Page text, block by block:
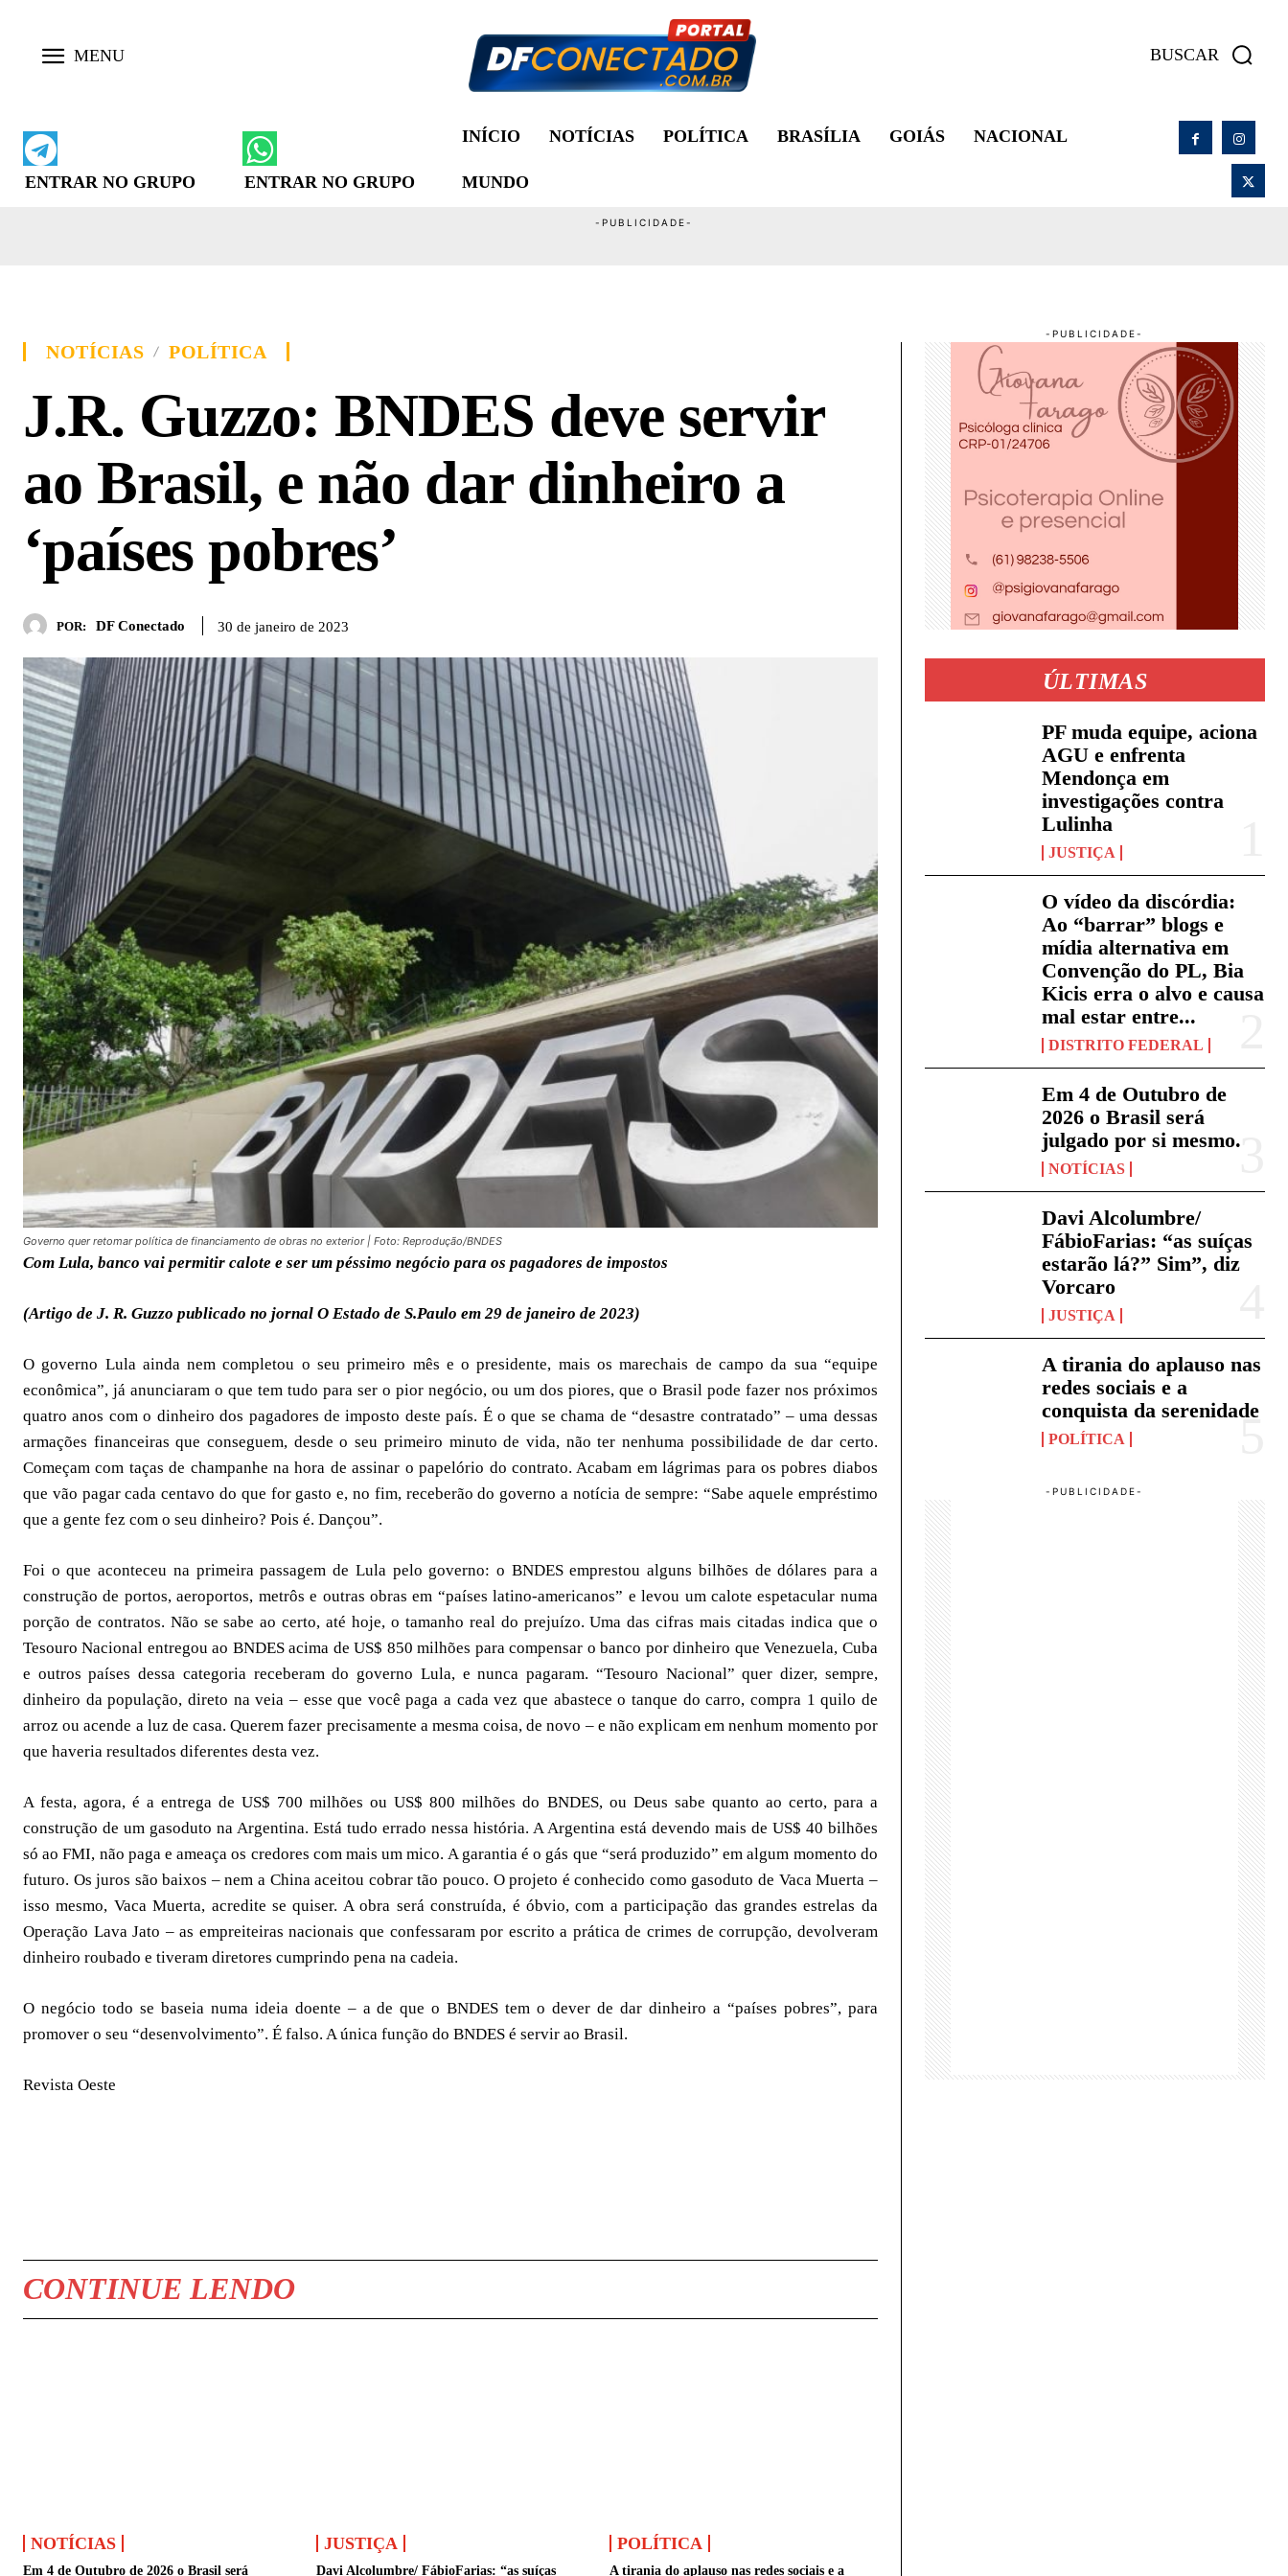
BUSCAR
ENTRAR NO GRUPO ENTRAR NO GRUPO
INÍCIO NOTÍCIAS POLÍTICA BRASÍLIA GOIÁS NACIONAL
MUNDO
NOTÍCIAS POLÍTICA
J.R. Guzzo: BNDES deve servir
ao Brasil, e não dar dinheiro a
‘países pobres’
POR: DF Conectado 30 de janeiro de 2023
Governo quer retomar política de financiamento de obras no exterior | Foto: Reprodução/BNDES
Com Lula, banco vai permitir calote e ser um péssimo negócio para os pagadores de impostos
(Artigo de J. R. Guzzo publicado no jornal O Estado de S.Paulo em 29 de janeiro de 2023)
O governo Lula ainda nem completou o seu primeiro mês e o presidente, mais os marechais de campo da sua “equipe
econômica”, já anunciaram o que tem tudo para ser o pior negócio, ou um dos piores, que o Brasil pode fazer nos próximos
quatro anos com o dinheiro dos pagadores de imposto deste país. É o que se chama de “desastre contratado” – uma dessas
armações financeiras que conseguem, desde o seu primeiro minuto de vida, não ter nenhuma possibilidade de dar certo.
Começam com taças de champanhe na hora de assinar o papelório do contrato. Acabam em lágrimas para os pobres diabos
que vão pagar cada centavo do que for gasto e, no fim, receberão do governo a notícia de sempre: “Sabe aquele empréstimo
que a gente fez com o seu dinheiro? Pois é. Dançou”.
Foi o que aconteceu na primeira passagem de Lula pelo governo: o BNDES emprestou alguns bilhões de dólares para a
construção de portos, aeroportos, metrôs e outras obras em “países latino-americanos” e levou um calote espetacular numa
porção de contratos. Não se sabe ao certo, até hoje, o tamanho real do prejuízo. Uma das cifras mais citadas indica que o
Tesouro Nacional entregou ao BNDES acima de US$ 850 milhões para compensar o banco por dinheiro que Venezuela, Cuba
e outros países dessa categoria receberam do governo Lula, e nunca pagaram. “Tesouro Nacional” quer dizer, sempre,
dinheiro da população, direto na veia – esse que você paga a cada vez que abastece o tanque do carro, compra 1 quilo de
arroz ou acende a luz de casa. Querem fazer precisamente a mesma coisa, de novo – e não explicam em nenhum momento por
que haveria resultados diferentes desta vez.
A festa, agora, é a entrega de US$ 700 milhões ou US$ 800 milhões do BNDES, ou Deus sabe quanto ao certo, para a
construção de um gasoduto na Argentina. Está tudo errado nessa história. A Argentina está devendo mais de US$ 40 bilhões
só ao FMI, não paga e ameaça os credores com mais um mico. A garantia é o gás que “será produzido” em algum momento do
futuro. Os juros são baixos – nem a China aceitou cobrar tão pouco. O projeto é conhecido como gasoduto de Vaca Muerta –
isso mesmo, Vaca Muerta, acredite se quiser. A obra será construída, é óbvio, com a participação das grandes estrelas da
Operação Lava Jato – as empreiteiras nacionais que confessaram por escrito a prática de crimes de corrupção, devolveram
dinheiro roubado e tiveram diretores cumprindo pena na cadeia.
O negócio todo se baseia numa ideia doente – a de que o BNDES tem o dever de dar dinheiro a “países pobres”, para
promover o seu “desenvolvimento”. É falso. A única função do BNDES é servir ao Brasil.
Revista Oeste
CONTINUE LENDO
NOTÍCIAS
Em 4 de Outubro de 2026 o Brasil será
JUSTIÇA
Davi Alcolumbre/ FábioFarias: “as suíças
POLÍTICA
A tirania do aplauso nas redes sociais e a
ÚLTIMAS
PF muda equipe, aciona
AGU e enfrenta
Mendonça em
investigações contra
Lulinha
JUSTIÇA
O vídeo da discórdia:
Ao “barrar” blogs e
mídia alternativa em
Convenção do PL, Bia
Kicis erra o alvo e causa
mal estar entre...
DISTRITO FEDERAL
Em 4 de Outubro de
2026 o Brasil será
julgado por si mesmo.
NOTÍCIAS
Davi Alcolumbre/
FábioFarias: “as suíças
estarão lá?” Sim”, diz
Vorcaro
JUSTIÇA
A tirania do aplauso nas
redes sociais e a
conquista da serenidade
POLÍTICA